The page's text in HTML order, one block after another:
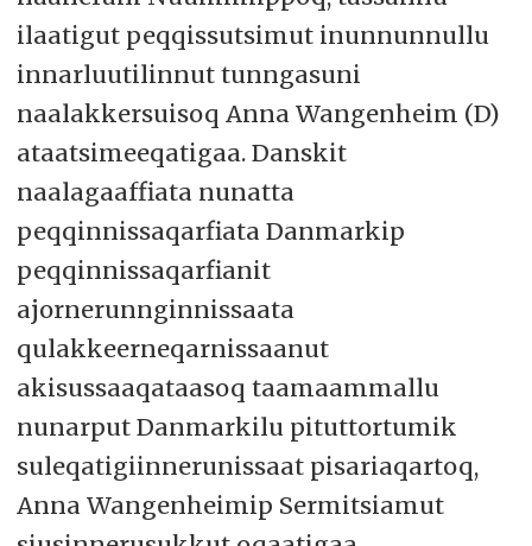
ilaatigut peqqissutsimut inunnunnullu
innarluutilinnut tunngasuni
naalakkersuisoq Anna Wangenheim (D)
ataatsimeeqatigaa. Danskit
naalagaaffiata nunatta
peqqinnissaqarfiata Danmarkip
peqqinnissaqarfianit
ajornerunnginnissaata
qulakkeerneqarnissaanut
akisussaaqataasoq taamaammallu
nunarput Danmarkilu pituttortumik
suleqatigiinnerunissaat pisariaqartoq,
Anna Wangenheimip Sermitsiamut